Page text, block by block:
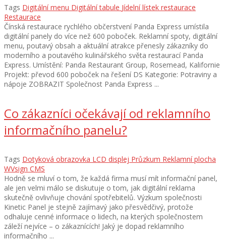
Tags Digitální menu Digitální tabule Jídelní lístek restaurace
Restaurace
Čínská restaurace rychlého občerstvení Panda Express umístila
digitální panely do více než 600 poboček. Reklamní spoty, digitální
menu, poutavý obsah a aktuální atrakce přenesly zákazníky do
moderního a poutavého kulinářského světa restaurací Panda
Express. Umístění: Panda Restaurant Group, Rosemead, Kalifornie
Projekt: převod 600 poboček na řešení DS Kategorie: Potraviny a
nápoje ZOBRAZIT Společnost Panda Express ...
Co zákazníci očekávají od reklamního
informačního panelu?
Tags Dotyková obrazovka LCD displej Průzkum Reklamní plocha
WVsign CMS
Hodně se mluví o tom, že každá firma musí mít informační panel,
ale jen velmi málo se diskutuje o tom, jak digitální reklama
skutečně ovlivňuje chování spotřebitelů. Výzkum společnosti
Kinetic Panel je stejně zajímavý jako přesvědčivý, protože
odhaluje cenné informace o lidech, na kterých společnostem
záleží nejvíce – o zákaznících! Jaký je dopad reklamního
informačního ...